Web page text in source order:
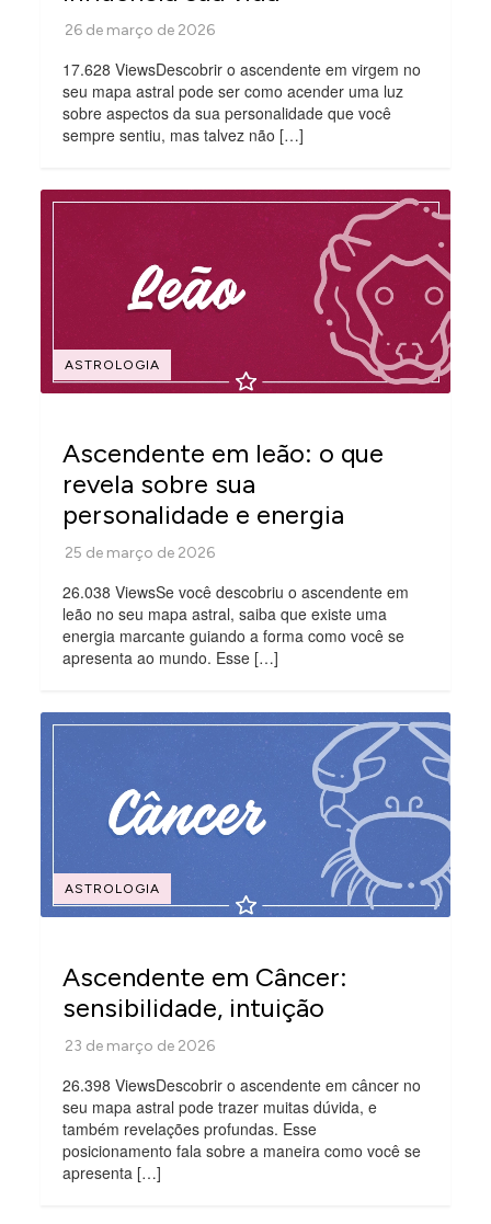
17.628 ViewsDescobrir o ascendente em virgem no
seu mapa astral pode ser como acender uma luz
sobre aspectos da sua personalidade que você
sempre sentiu, mas talvez não […]
ASTROLOGIA
Ascendente em leão: o que
revela sobre sua
personalidade e energia
26.038 ViewsSe você descobriu o ascendente em
leão no seu mapa astral, saiba que existe uma
energia marcante guiando a forma como você se
apresenta ao mundo. Esse […]
ASTROLOGIA
Ascendente em Câncer:
sensibilidade, intuição
26.398 ViewsDescobrir o ascendente em câncer no
seu mapa astral pode trazer muitas dúvida, e
também revelações profundas. Esse
posicionamento fala sobre a maneira como você se
apresenta […]